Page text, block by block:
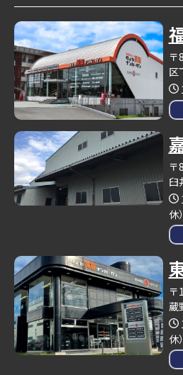
〒
区
〒
臼
休）
〒
蔵
休）